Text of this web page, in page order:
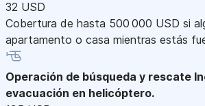
32 USD
Cobertura de hasta 500 000 USD si
apartamento o casa mientras estás
Operación de búsqueda y rescate
evacuación en helicóptero.